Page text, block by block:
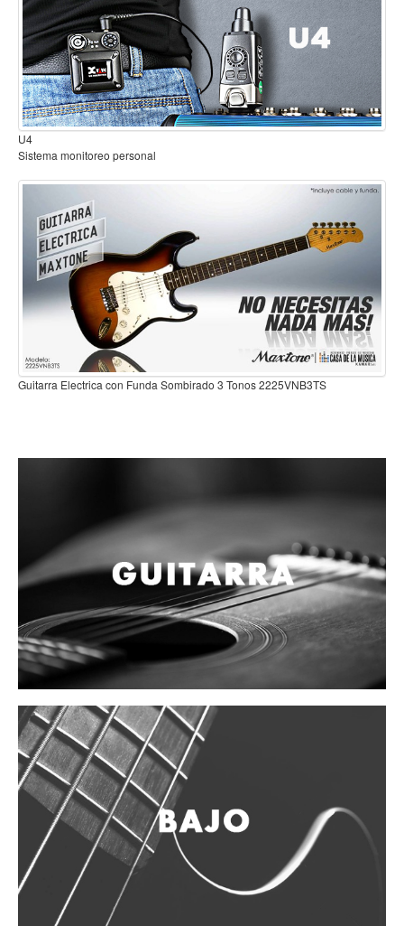
Mantenimiento y cuidado
Fajas y soportes
Fundas y estuches
Boquillas y abrazaderas
Panderos
Percusión Latina
Tambores
Redoblantes
Bombos
Xilófonos y liras
Cueros
Redoblantes
Tambores
Multi-tenores
Bombos
Platillos
Pergaminos
Liras
Guiros
Vientos
Accesorios
Micrófonos
Mano alámbrico
B2
Guitarra Electrica con Funda Sombirado 3 Tonos